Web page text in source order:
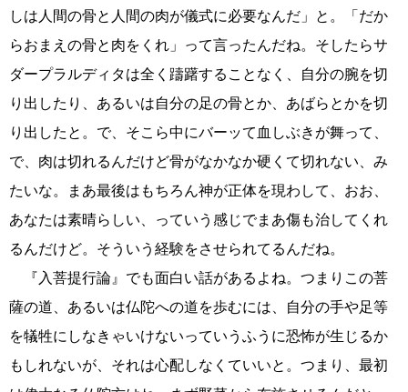
しは人間の骨と人間の肉が儀式に必要なんだ」と。「だか
らおまえの骨と肉をくれ」って言ったんだね。そしたらサ
ダープラルディタは全く躊躇することなく、自分の腕を切
り出したり、あるいは自分の足の骨とか、あばらとかを切
り出したと。で、そこら中にバーッて血しぶきが舞って、
で、肉は切れるんだけど骨がなかなか硬くて切れない、み
たいな。まあ最後はもちろん神が正体を現わして、おお、
あなたは素晴らしい、っていう感じでまあ傷も治してくれ
るんだけど。そういう経験をさせられてるんだね。
『入菩提行論』でも面白い話があるよね。つまりこの菩
薩の道、あるいは仏陀への道を歩むには、自分の手や足等
を犠牲にしなきゃいけないっていうふうに恐怖が生じるか
もしれないが、それは心配しなくていいと。つまり、最初